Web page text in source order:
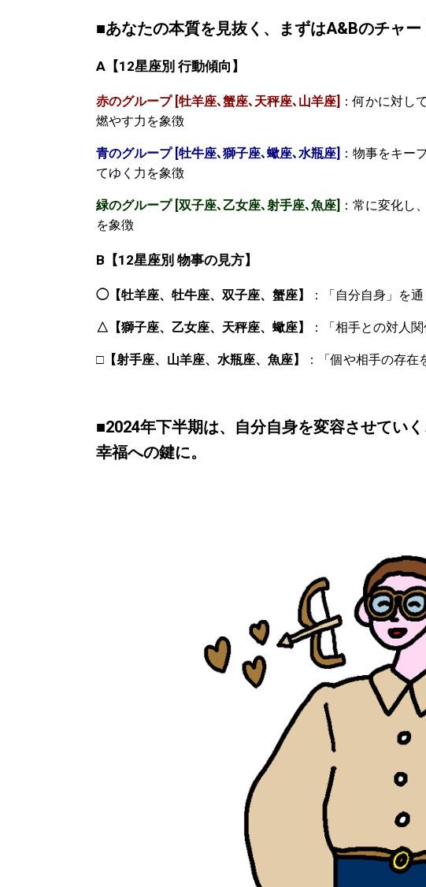
■あなたの本質を見抜く、まずはA&Bのチャー
A 【12星座別行動傾向】
赤のグループ [牡羊座､蟹座､天秤座､山羊座] ：何かに対し
燃やす力を象徴
青のグループ [牡牛座､獅子座､蠍座､水瓶座] ：物事をキー
てゆく力を象徴
緑のグループ [双子座､乙女座､射手座､魚座] ：常に変化し
を象徴
B 【12星座別物事の見方】
◯【牡羊座、牡牛座、双子座、蟹座】
：「自分自身」を
△【獅子座、乙女座、天秤座、蠍座】
：「相手との対人
□ 【射手座、山羊座、水瓶座、魚座】 ：「個や相手の存
■2024年下半期は、自分自身を変容させてい
幸福への鍵に。